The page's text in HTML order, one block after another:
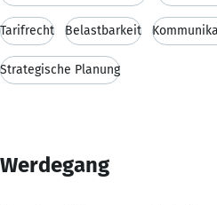
Tarifrecht Belastbarkeit
Strategische Planung
Werdegang